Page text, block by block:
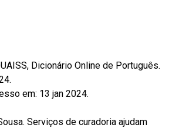
Dicionário Online de Português.
em: 13 jan 2024.
Serviços de curadoria ajudam